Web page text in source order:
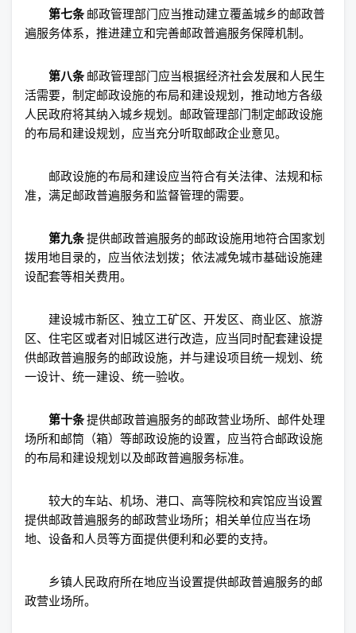
第七条邮政管理部门应当推动建立覆盖城乡的邮政普
遍服务体系，推进建立和完善邮政普遍服务保障机制。
第八条邮政管理部门应当根据经济社会发展和人民生
活需要，制定邮政设施的布局和建设规划，推动地方各级
人民政府将其纳入城乡规划。邮政管理部门制定邮政设施
的布局和建设规划，应当充分听取邮政企业意见。
邮政设施的布局和建设应当符合有关法律、法规和标
准，满足邮政普遍服务和监督管理的需要。
第九条提供邮政普遍服务的邮政设施用地符合国家划
拨用地目录的，应当依法划拨；依法减免城市基础设施建
设配套等相关费用。
建设城市新区、独立工矿区、开发区、商业区、旅游
区、住宅区或者对旧城区进行改造，应当同时配套建设提
供邮政普遍服务的邮政设施，并与建设项目统一规划、统
一设计、统一建设、统一验收。
第十条提供邮政普遍服务的邮政营业场所、邮件处理
场所和邮筒（箱）等邮政设施的设置，应当符合邮政设施
的布局和建设规划以及邮政普遍服务标准。
较大的车站、机场、港口、高等院校和宾馆应当设置
提供邮政普遍服务的邮政营业场所；相关单位应当在场
地、设备和人员等方面提供便利和必要的支持。
乡镇人民政府所在地应当设置提供邮政普遍服务的邮
政营业场所。